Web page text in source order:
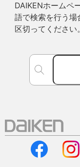
DAIKENホームペ
語で検索を行う
区切ってください。